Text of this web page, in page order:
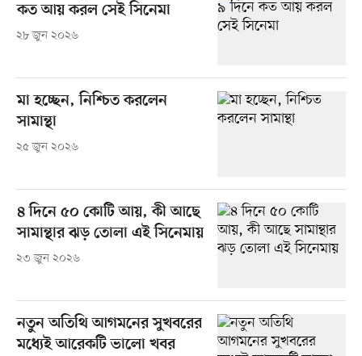
কত আয় করল সেই সিনেমা
২৮ জুন ২০২৬
মা হচ্ছেন, নিশ্চিত করলেন
সামান্থা
২৫ জুন ২০২৬
৪ দিনে ৫০ কোটি আয়, কী আছে
সামান্থার ঝড় তোলা এই সিনেমায়
২৩ জুন ২০২৬
নতুন অতিথি আগমনের সুখবরের
মধ্যেই আরেকটি ভালো খবর